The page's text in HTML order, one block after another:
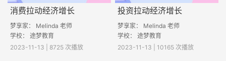
消费拉动经济增长
梦享家： Melinda 老师
学校： 途梦教育
2023-11-13 | 8725 次播放
投资拉动经济增长
梦享家： Melinda 老师
学校： 途梦教育
2023-11-13 | 10165 次播放